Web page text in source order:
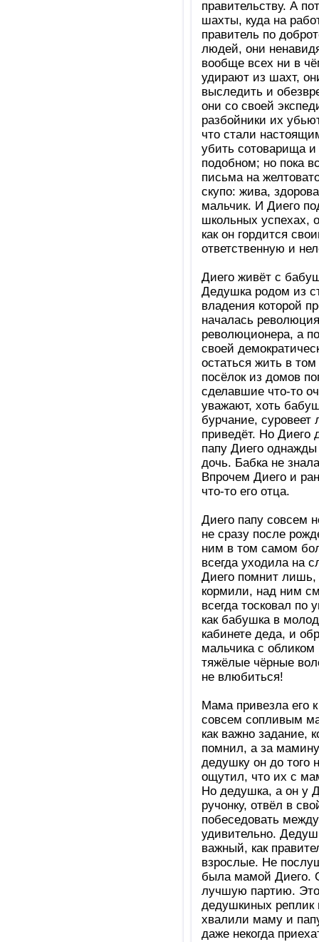
правительству. А
шахты, куда на
правитель по
людей, они
вообще всех ни в
удирают из шахт,
выследить и
они со своей
разбойники их
что стали
убить сотоварища и
подобном; но пока
письма на
скупо: жива,
мальчик. И Диего
школьных успехах,
как он гордится
ответственную и
Диего живёт с
Дедушка родом из
владения которой
началась
революционера, а
своей
остаться жить в
посёлок из домов
сделавшие что-то
уважают, хоть
бурчание, суровеет
приведёт. Но Диего
папу Диего
дочь. Бабка не
Впрочем Диего и
что-то его отца.
Диего папу совсем
не сразу после
ним в том самом
всегда уходила на
Диего помнит лишь,
кормили, над ним
всегда тосковал
как бабушка в
кабинете деда, и
мальчика с обликом
тяжёлые чёрные
не влюбиться!
Мама привезла его
совсем сопливым
как важно задание,
помнил, а за
дедушку он до того
ощутил, что их с
Но дедушка, а он у
ручонку, отвёл в
побеседовать
удивительно.
важный, как
взрослые. Не
была мамой Диего.
лучшую партию. Это
дедушкиных реплик
хвалили маму и
даже некогда